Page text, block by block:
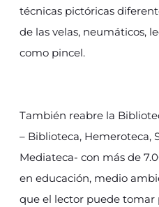
técnicas pictóricas
de las velas, neumáticos,
como pincel.
También reabre la
– Biblioteca, Hemeroteca,
Mediateca- con más de
en educación, medio
que el lector puede tomar